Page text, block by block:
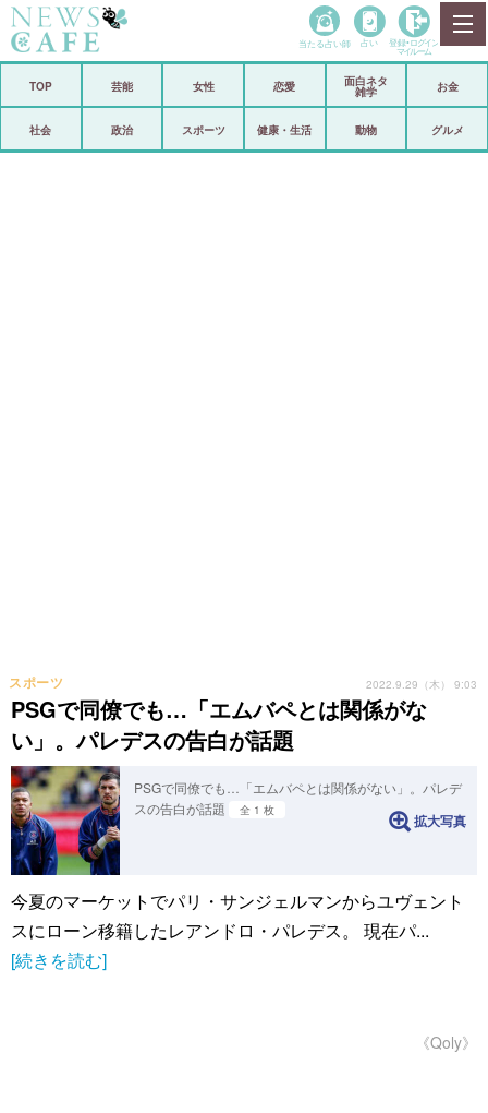
政治
当たる占い師 占い 登録• ログイン
マイルーム
TOP 芸能 女性 恋愛
面白ネタ
雑学
お金
社会 政治 スポーツ 健康・生活 動物 グルメ
PSGで同僚でも…「エムバペとは関係がな
い」。パレデスの告白が話題
スポーツ 2022.9.29（木） 9:03
PSGで同僚でも…「エムバペとは関係がない」。パレデ
スの告白が話題
全 1 枚
拡大写真
今夏のマーケットでパリ・サンジェルマンからユヴェント
スにローン移籍したレアンドロ・パレデス。 現在パ...
[続きを読む]
《Qoly》